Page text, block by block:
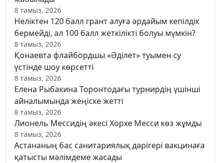
8 тамыз, 2026
Неліктен 120 балл грант алуға әрдайым кепілдік
бермейді, ал 100 балл жеткілікті болуы мүмкін?
8 тамыз, 2026
Қонаевта флайбордшы «Әділет» туымен су
үстінде шоу көрсетті
8 тамыз, 2026
Елена Рыбакина Торонтодағы турнирдің үшінші
айналымында жеңіске жетті
8 тамыз, 2026
Лионель Мессидің әкесі Хорхе Месси көз жұмды
8 тамыз, 2026
Астананың бас санитариялық дәрігері вакцинаға
қатысты мәлімдеме жасады